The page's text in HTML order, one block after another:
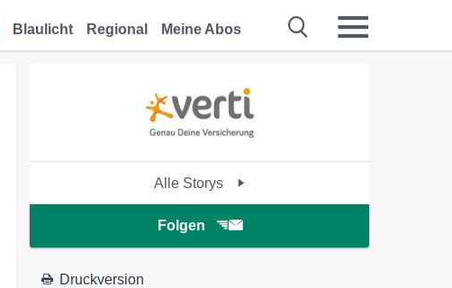
Blaulicht Regional Meine Abos
Alle Storys
Folgen
Druckversion